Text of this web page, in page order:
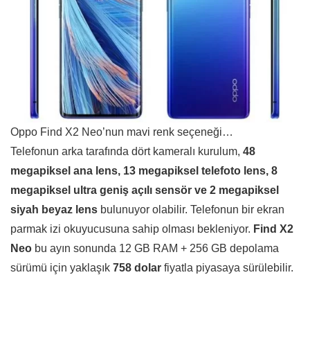
Oppo Find X2 Neo’nun mavi renk seçeneği…
Telefonun arka tarafında dört kameralı kurulum, 48
megapiksel ana lens, 13 megapiksel telefoto lens, 8
megapiksel ultra geniş açılı sensör ve 2 megapiksel
siyah beyaz lens bulunuyor olabilir. Telefonun bir ekran
parmak izi okuyucusuna sahip olması bekleniyor. Find X2
Neo bu ayın sonunda 12 GB RAM + 256 GB depolama
sürümü için yaklaşık 758 dolar fiyatla piyasaya sürülebilir.